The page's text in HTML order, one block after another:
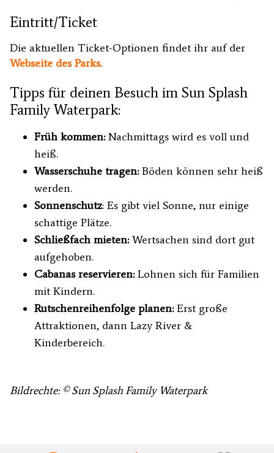
Eintritt/Ticket
Die aktuellen Ticket-Optionen findet ihr auf der
Webseite des Parks.
Tipps für deinen Besuch im Sun Splash
Family Waterpark:
Früh kommen:Nachmittags wird es voll und
heiß.
Wasserschuhe tragen:Böden können sehr heiß
werden.
Sonnenschutz: Es gibt viel Sonne, nur einige
schattige Plätze.
Schließfach mieten:Wertsachen sind dort gut
aufgehoben.
Cabanas reservieren:Lohnen sich für Familien
mit Kindern.
Rutschenreihenfolge planen:Erst große
Attraktionen, dann Lazy River &
Kinderbereich.
Bildrechte: © Sun Splash Family Waterpark